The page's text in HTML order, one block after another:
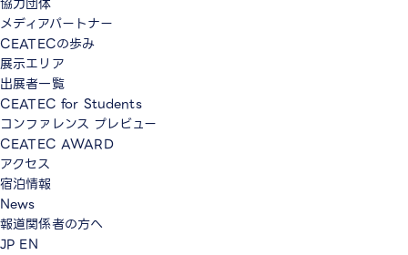
メディアパートナー
CEATECの歩み
展示エリア
出展者一覧
CEATEC for Students
コンファレンス プレビュー
CEATEC AWARD
アクセス
宿泊情報
News
報道関係者の方へ
JP EN